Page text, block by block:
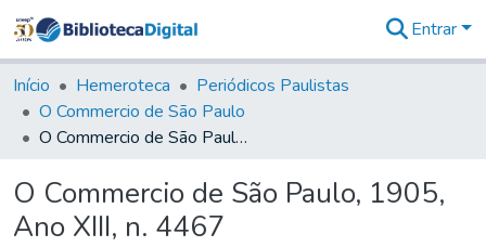
&
Coleções
Tudo na
Biblioteca
Estatísticas
Entrar
Início Hemeroteca
Periódicos Paulistas
O Commercio de São Paulo
O Commercio de São Paulo, 1905, Ano XIII, n. 4467
O Commercio de São Paulo, 1905,
Ano XIII, n. 4467